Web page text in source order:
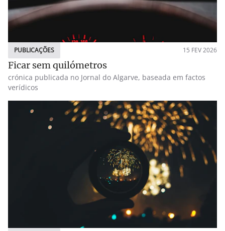
PUBLICAÇÕES 15 FEV 2026
Ficar sem quilómetros
crónica publicada no Jornal do Algarve, baseada em factos
verídicos